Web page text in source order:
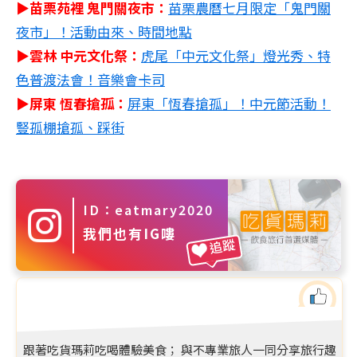
▶苗栗苑裡 鬼門關夜市： 苗栗農曆七月限定「鬼門關
夜市」！活動由來、時間地點
▶雲林 中元文化祭： 虎尾「中元文化祭」燈光秀、特
色普渡法會！音樂會卡司
▶屏東 恆春搶孤： 屏東「恆春搶孤」！中元節活動！
豎孤棚搶孤、踩街
ID：eatmary2020
我們也有IG嘍
追蹤
跟著吃貨瑪莉吃喝體驗美食； 與不專業旅人一同分享旅行趣